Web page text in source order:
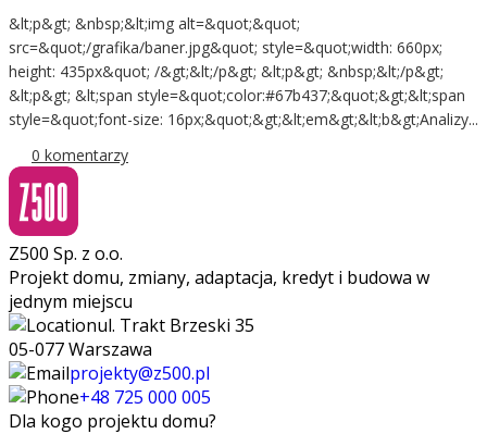
&lt;p&gt; &nbsp;&lt;img alt=&quot;&quot;
src=&quot;/grafika/baner.jpg&quot; style=&quot;width: 660px;
height: 435px&quot; /&gt;&lt;/p&gt; &lt;p&gt; &nbsp;&lt;/p&gt;
&lt;p&gt; &lt;span style=&quot;color:#67b437;&quot;&gt;&lt;span
style=&quot;font-size: 16px;&quot;&gt;&lt;em&gt;&lt;b&gt;Analizy...
0 komentarzy
Z500 Sp. z o.o.
Projekt domu, zmiany, adaptacja, kredyt i budowa w
jednym miejscu
ul. Trakt Brzeski 35
05-077 Warszawa
projekty@z500.pl
+48 725 000 005
Dla kogo projektu domu?